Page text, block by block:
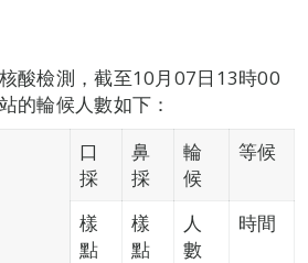
酸檢測，截至10月07日13時00
的輪候人數如下：
口
採
鼻
採
輪
候
等候
樣
點
樣
點
人
數
時間